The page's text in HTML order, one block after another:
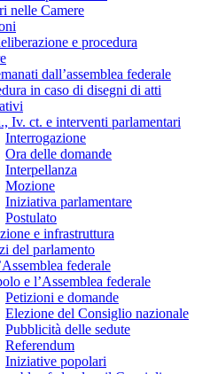
nelle Camere
e procedura
dall’assemblea federale
in caso di disegni di atti
Iv. ct. e interventi parlamentari
Interrogazione
Ora delle domande
Interpellanza
Mozione
Iniziativa parlamentare
Postulato
e infrastruttura
del parlamento
federale
e l’Assemblea federale
Petizioni e domande
Elezione del Consiglio nazionale
Pubblicità delle sedute
Referendum
Iniziative popolari